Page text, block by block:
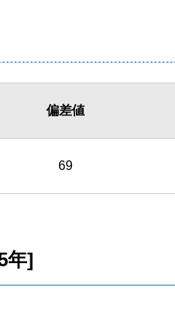
偏差値
69
年]